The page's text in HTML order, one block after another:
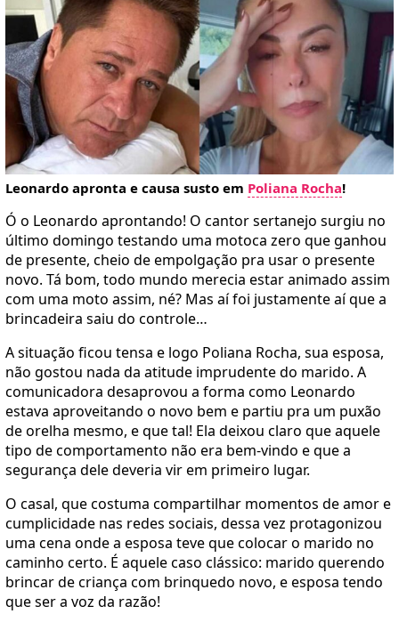
Leonardo apronta e causa susto em Poliana Rocha!
Ó o Leonardo aprontando! O cantor sertanejo surgiu no
último domingo testando uma motoca zero que ganhou
de presente, cheio de empolgação pra usar o presente
novo. Tá bom, todo mundo merecia estar animado assim
com uma moto assim, né? Mas aí foi justamente aí que a
brincadeira saiu do controle…
A situação ficou tensa e logo Poliana Rocha, sua esposa,
não gostou nada da atitude imprudente do marido. A
comunicadora desaprovou a forma como Leonardo
estava aproveitando o novo bem e partiu pra um puxão
de orelha mesmo, e que tal! Ela deixou claro que aquele
tipo de comportamento não era bem-vindo e que a
segurança dele deveria vir em primeiro lugar.
O casal, que costuma compartilhar momentos de amor e
cumplicidade nas redes sociais, dessa vez protagonizou
uma cena onde a esposa teve que colocar o marido no
caminho certo. É aquele caso clássico: marido querendo
brincar de criança com brinquedo novo, e esposa tendo
que ser a voz da razão!